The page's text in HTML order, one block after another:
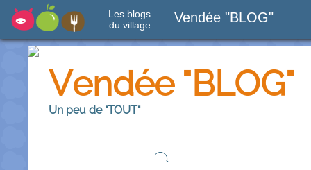
Les blogs
du village
Vendée "BLOG"
Vendée "BLOG"
Un peu de "TOUT"